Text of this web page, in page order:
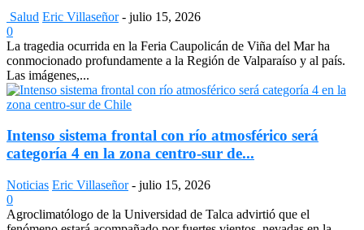
Salud Eric Villaseñor - julio 15, 2026
0
La tragedia ocurrida en la Feria Caupolicán de Viña del Mar ha
conmocionado profundamente a la Región de Valparaíso y al país.
Las imágenes,...
Intenso sistema frontal con río atmosférico será
categoría 4 en la zona centro-sur de...
Noticias Eric Villaseñor - julio 15, 2026
0
Agroclimatólogo de la Universidad de Talca advirtió que el